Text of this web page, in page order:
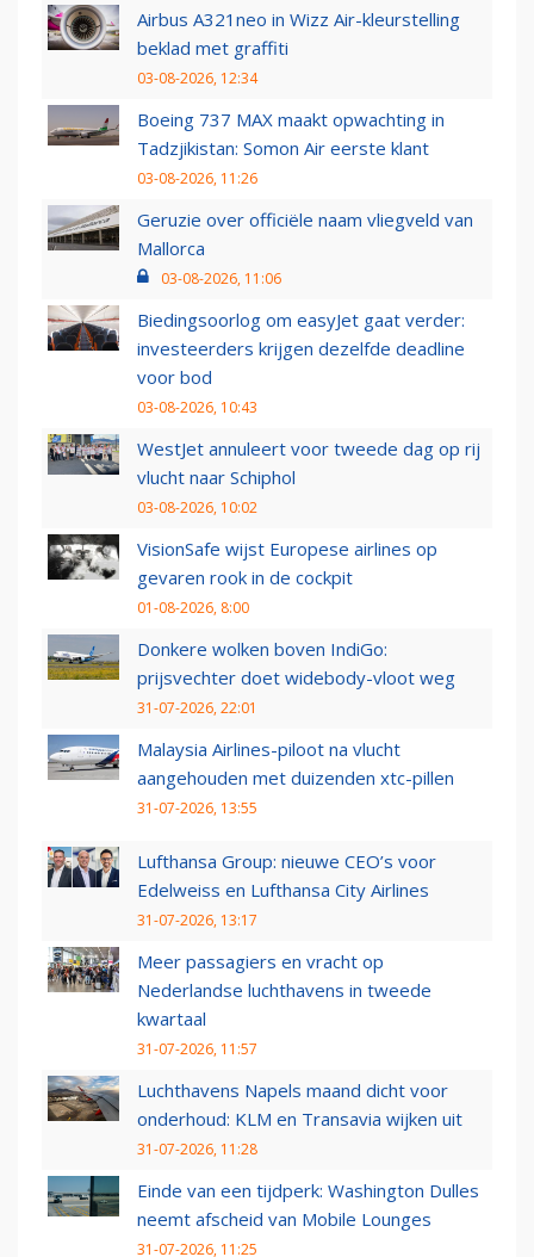
Airbus A321neo in Wizz Air-kleurstelling
beklad met graffiti
03-08-2026, 12:34
Boeing 737 MAX maakt opwachting in
Tadzjikistan: Somon Air eerste klant
03-08-2026, 11:26
Geruzie over officiële naam vliegveld van
Mallorca
03-08-2026, 11:06
Biedingsoorlog om easyJet gaat verder:
investeerders krijgen dezelfde deadline
voor bod
03-08-2026, 10:43
WestJet annuleert voor tweede dag op rij
vlucht naar Schiphol
03-08-2026, 10:02
VisionSafe wijst Europese airlines op
gevaren rook in de cockpit
01-08-2026, 8:00
Donkere wolken boven IndiGo:
prijsvechter doet widebody-vloot weg
31-07-2026, 22:01
Malaysia Airlines-piloot na vlucht
aangehouden met duizenden xtc-pillen
31-07-2026, 13:55
Lufthansa Group: nieuwe CEO’s voor
Edelweiss en Lufthansa City Airlines
31-07-2026, 13:17
Meer passagiers en vracht op
Nederlandse luchthavens in tweede
kwartaal
31-07-2026, 11:57
Luchthavens Napels maand dicht voor
onderhoud: KLM en Transavia wijken uit
31-07-2026, 11:28
Einde van een tijdperk: Washington Dulles
neemt afscheid van Mobile Lounges
31-07-2026, 11:25